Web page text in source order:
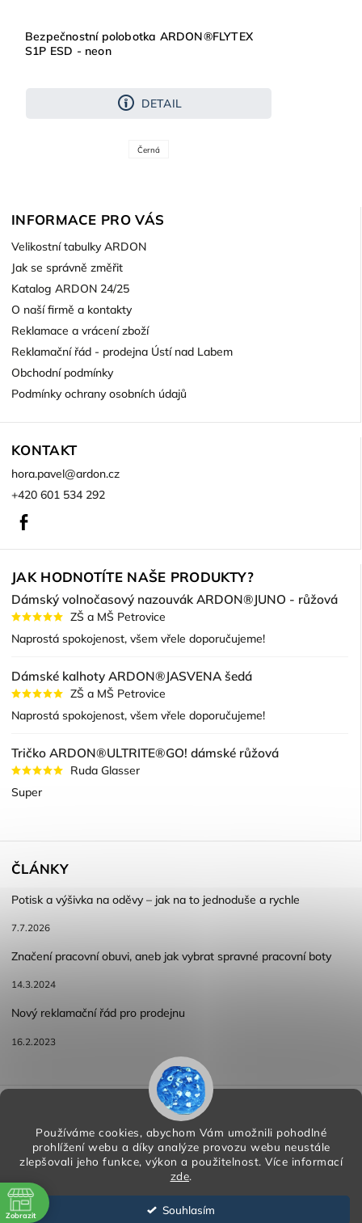
Používáme cookies, abychom Vám umožnili pohodlné
prohlížení webu a díky analýze provozu webu neustále
zlepšovali jeho funkce, výkon a použitelnost. Více informací
zde.
Souhlasím
Bezpečnostní polobotka ARDON®FLYTEX
S1P ESD - neon
DETAIL
Černá
INFORMACE PRO VÁS
Velikostní tabulky ARDON
Jak se správně změřit
Katalog ARDON 24/25
O naší firmě a kontakty
Reklamace a vrácení zboží
Reklamační řád - prodejna Ústí nad Labem
Obchodní podmínky
Podmínky ochrany osobních údajů
KONTAKT
hora.pavel@ardon.cz
+420 601 534 292
JAK HODNOTÍTE NAŠE PRODUKTY?
Dámský volnočasový nazouvák ARDON®JUNO - růžová
ZŠ a MŠ Petrovice
Naprostá spokojenost, všem vřele doporučujeme!
Dámské kalhoty ARDON®JASVENA šedá
ZŠ a MŠ Petrovice
Naprostá spokojenost, všem vřele doporučujeme!
Tričko ARDON®ULTRITE®GO! dámské růžová
Ruda Glasser
Super
ČLÁNKY
Potisk a výšivka na oděvy – jak na to jednoduše a rychle
7.7.2026
Značení pracovní obuvi, aneb jak vybrat spravné pracovní boty
14.3.2024
Nový reklamační řád pro prodejnu
16.2.2023
Reklamace a vracení zboží
Podmínky ochrany osobních údajů
Copyright 2026 HORA PP s.r.o.
Shoptet | Design
Zobrazit